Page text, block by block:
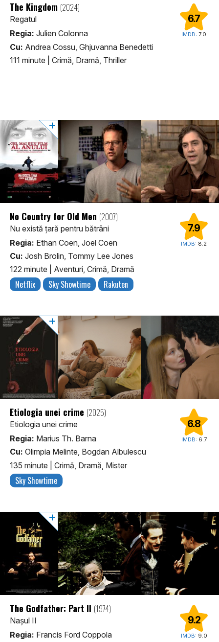
6.7
IMDB: 7.0
The Kingdom (2024)
Regatul
Regia: Julien Colonna
Cu: Andrea Cossu, Ghjuvanna Benedetti
111 minute
Crimă, Dramă, Thriller
7.9
IMDB: 8.2
No Country for Old Men (2007)
Nu există țară pentru bătrâni
Regia: Ethan Coen, Joel Coen
Cu: Josh Brolin, Tommy Lee Jones
122 minute
Aventuri, Crimă, Dramă
Netflix Sky Showtime Rakuten
6.8
IMDB: 6.7
Etiologia unei crime (2025)
Etiologia unei crime
Regia: Marius Th. Barna
Cu: Olimpia Melinte, Bogdan Albulescu
135 minute
Crimă, Dramă, Mister
Sky Showtime
9.2
IMDB: 9.0
The Godfather: Part II (1974)
Nașul II
Regia: Francis Ford Coppola